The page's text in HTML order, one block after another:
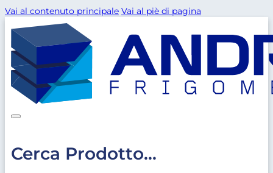
Vai al contenuto principale Vai al piè di pagina
Cerca Prodotto...